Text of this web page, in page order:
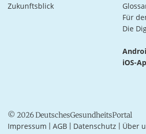
Zukunftsblick
Für
Die
iOS-
© 2026 DeutschesGesundheitsPortal
Impressum AGB Datenschutz Über